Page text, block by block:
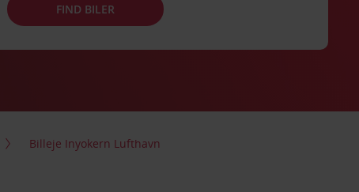
FIND BILER
Billeje Inyokern Lufthavn